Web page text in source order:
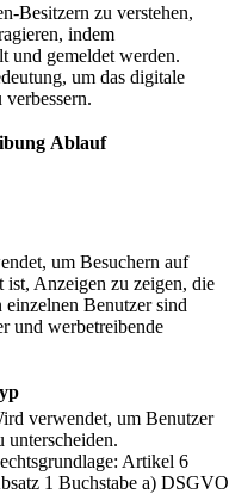
Besitzern zu verstehen,
indem
und gemeldet werden.
um das digitale
Ablauf
um Besuchern auf
Anzeigen zu zeigen, die
Benutzer sind
und werbetreibende
verwendet, um Benutzer
unterscheiden.
Artikel 6
1 Buchstabe a) DSGVO